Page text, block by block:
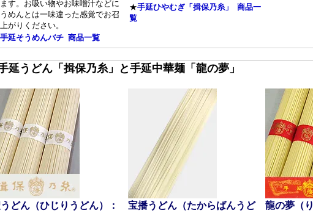
す。お吸い物やお味噌汁などに
めんとは一味違った感覚でお召
がりください。
手延そうめんバチ 商品一覧
★手延ひやむぎ「揖保乃糸」 商品一
覧
延うどん「揖保乃糸」と手延中華麺「龍の夢」
どん（ひじりうどん）：
宝播うどん（たからばんうど
龍の夢（